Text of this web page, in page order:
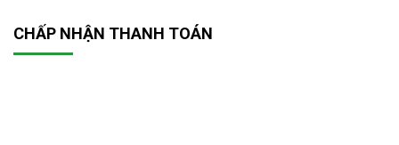
CHẤP NHẬN THANH TOÁN